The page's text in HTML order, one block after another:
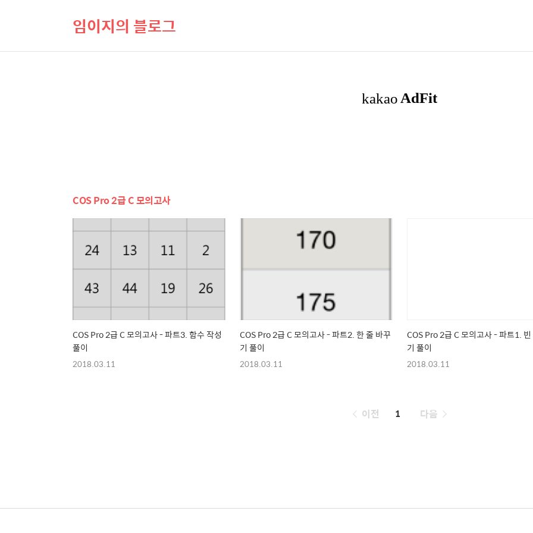
임이지의 블로그
COS Pro 2급 C 모의고사
COS Pro 2급 C 모의고사 - 파트3. 함수 작성
풀이
2018.03.11
COS Pro 2급 C 모의고사 - 파트2. 한 줄 바꾸
기 풀이
2018.03.11
COS Pro 2급 C 모의고사 - 파트1. 빈
기 풀이
2018.03.11
페
이전 1 다음